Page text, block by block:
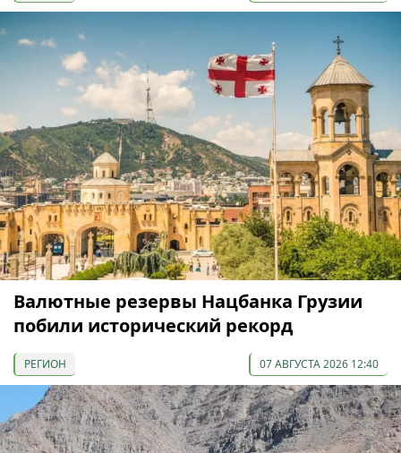
Валютные резервы Нацбанка Грузии
побили исторический рекорд
РЕГИОН 07 АВГУСТА 2026 12:40